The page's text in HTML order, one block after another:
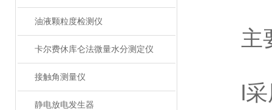
油液颗粒度检测仪
卡尔费休库仑法微量水分测定仪
接触角测量仪
静电放电发生器
主
l采用